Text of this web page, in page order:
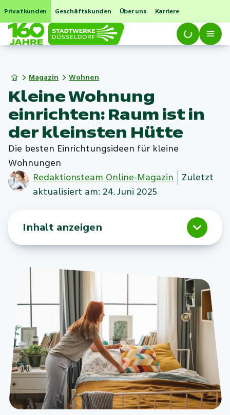
Privatkunden Geschäftskunden Über uns Karriere
Magazin Wohnen
Kleine Wohnung
einrichten: Raum ist in
der kleinsten Hütte
Die besten Einrichtungsideen für kleine
Wohnungen
Redaktionsteam Online-Magazin
Zuletzt
aktualisiert am: 24. Juni 2025
Inhalt anzeigen